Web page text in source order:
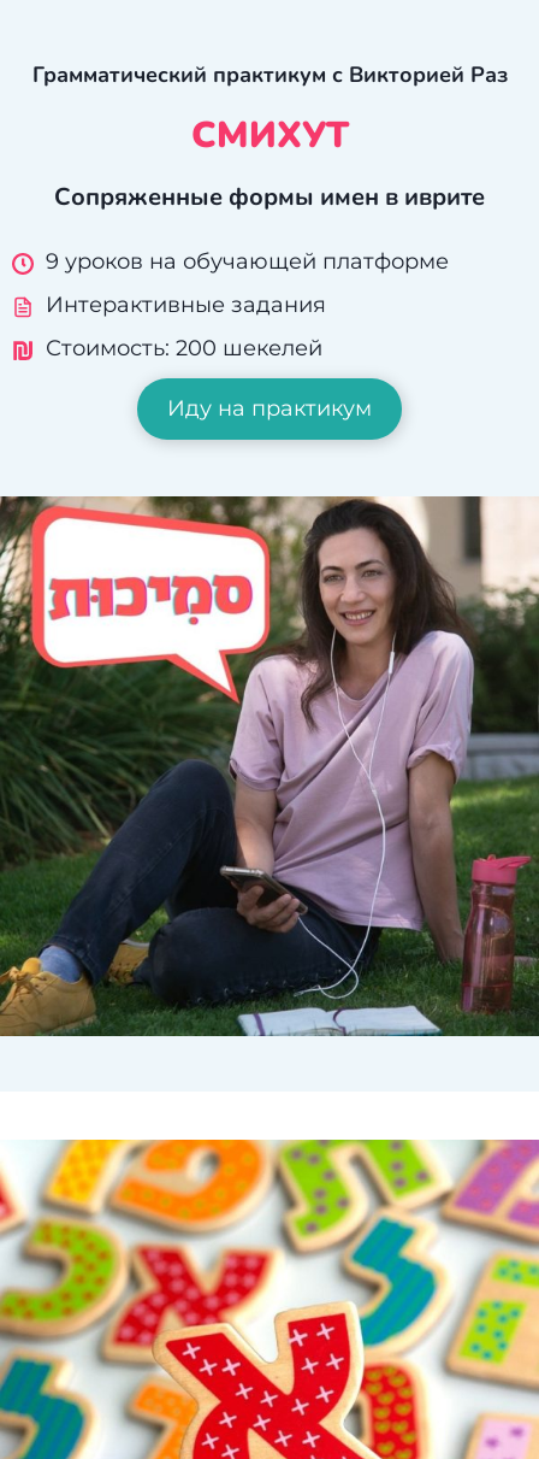
содержимому
Грамматический практикум с Викторией Раз
СМИХУТ
Сопряженные формы имен в иврите
9 уроков на обучающей платформе
Интерактивные задания
Стоимость: 200 шекелей
Иду на практикум